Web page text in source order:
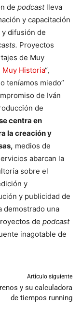
de podcastlleva
y capacitación
difusión de
Proyectos
de Muy
Muy Historia“,
teníamos miedo”
de Iván
de
centra en
la creación y
medios de
abarcan la
sobre el
y
y publicidad de
demostrado una
de podcast
inagotable de
Artículo siguiente
y su calculadora
de tiempos running